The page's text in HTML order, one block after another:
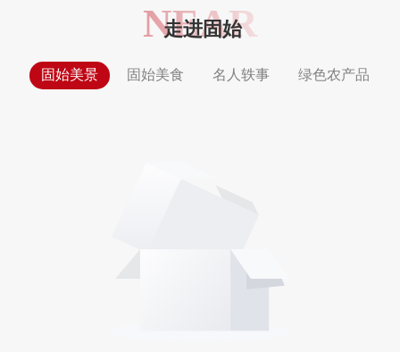
NEAR
走进固始
固始美景 固始美食 名人轶事 绿色农产品